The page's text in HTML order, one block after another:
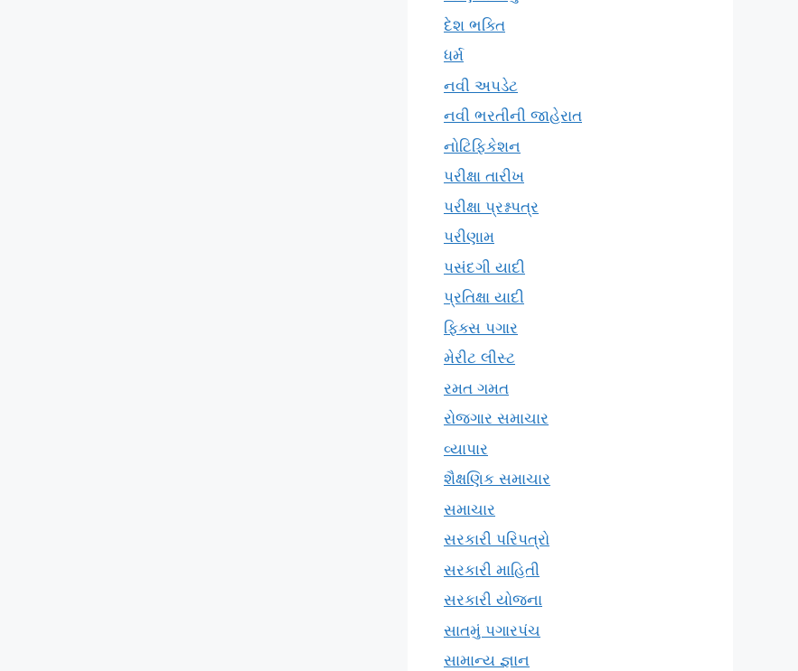
દેશ ભક્તિ
ધર્મ
નવી અપડેટ
નવી ભરતીની જાહેરાત
નોટિફિકેશન
પરીક્ષા તારીખ
પરીક્ષા પ્રશ્નપત્ર
પરીણામ
પસંદગી યાદી
પ્રતિક્ષા યાદી
ફિક્સ પગાર
મેરીટ લીસ્ટ
રમત ગમત
રોજગાર સમાચાર
વ્યાપાર
શૈક્ષણિક સમાચાર
સમાચાર
સરકારી પરિપત્રો
સરકારી માહિતી
સરકારી યોજના
સાતમું પગારપંચ
સામાન્ય જ્ઞાન